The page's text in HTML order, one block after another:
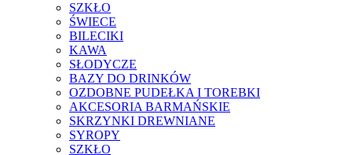
SZKŁO
ŚWIECE
BILECIKI
KAWA
SŁODYCZE
BAZY DO DRINKÓW
OZDOBNE PUDEŁKA I TOREBKI
AKCESORIA BARMAŃSKIE
SKRZYNKI DREWNIANE
SYROPY
SZKŁO